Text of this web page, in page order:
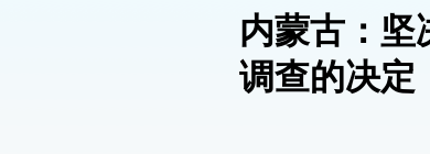
内蒙古：坚
调查的决定